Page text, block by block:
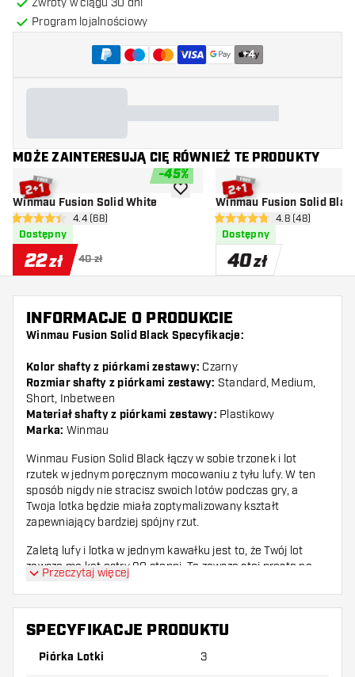
Zwroty w ciągu 30 dni
Program lojalnościowy
+4
MOŻE ZAINTERESUJĄ CIĘ RÓWNIEŻ TE PRODUKTY
-45%
Winmau Fusion Solid White
otwórz panel recenzji
4.4 gwiazdki oceny
4.4 (68)
Dostępny
22zł 40 zł
dodaj do listy życzeń
Winmau Fusion Solid
otwórz panel
4.8 gwiazdki oceny
4.8 (48)
Dostępny
40zł
INFORMACJE O PRODUKCIE
Winmau Fusion Solid Black Specyfikacje:
Kolor shafty z piórkami zestawy: Czarny
Rozmiar shafty z piórkami zestawy: Standard, Medium,
Short, Inbetween
Materiał shafty z piórkami zestawy: Plastikowy
Marka: Winmau
Winmau Fusion Solid Black łączy w sobie trzonek i lot
rzutek w jednym poręcznym mocowaniu z tyłu lufy. W ten
sposób nigdy nie stracisz swoich lotów podczas gry, a
Twoja lotka będzie miała zoptymalizowany kształt
zapewniający bardziej spójny rzut.
Zaletą lufy i lotka w jednym kawałku jest to, że Twój lot
zawsze ma kąt ostry 90 stopni. To zawsze stoi prosto na
twojej lotce i tworzy bardziej aerodynamiczną całość w
porównaniu do zwykłej lufy z lotem.
Dzięki gwintowi z łatwością wkręcisz Winmau Fusion w lufę
kształt standardowego lotu i jest dostępny w wielu różnych
Przeczytaj więcej
SPECYFIKACJE PRODUKTU
Piórka Lotki 3